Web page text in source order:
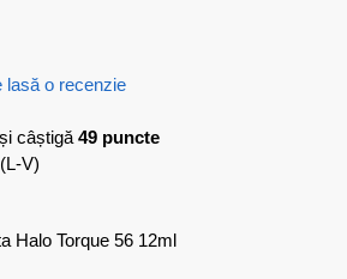
lasă o recenzie
câștigă 49 puncte
(L-V)
Halo Torque 56 12ml